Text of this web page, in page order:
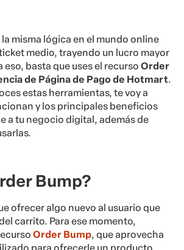
misma lógica en el mundo online
medio, trayendo un lucro mayor
eso, basta que uses el recurso Order
de Página de Pago de Hotmart.
estas herramientas, te voy a
y los principales beneficios
a tu negocio digital, además de
Bump?
ofrecer algo nuevo al usuario que
carrito. Para ese momento,
Order Bump, que aprovecha